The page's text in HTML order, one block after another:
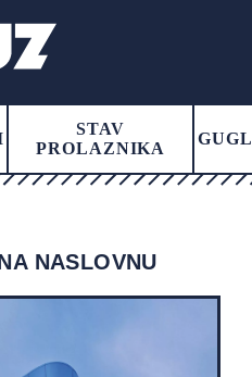
STAV
PROLAZNIKA
GUGL
NASLOVNU